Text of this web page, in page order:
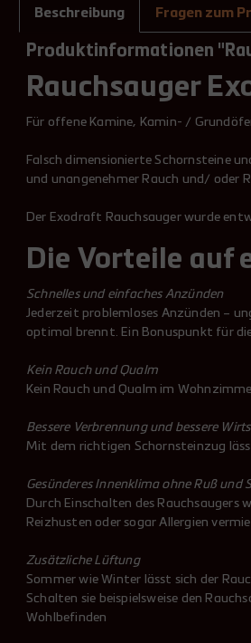
Beschreibung Fragen zum
Produktinformationen
Rauchsauger
Für offene Kamine, Kamin- /
Falsch dimensionierte Schornsteine
und unangenehmer Rauch und/ oder
Der Exodraft Rauchsauger wurde
Die Vorteile auf
Schnelles und einfaches Anzünden
Jederzeit problemloses Anzünden –
optimal brennt. Ein Bonuspunkt für
Kein Rauch und Qualm
Kein Rauch und Qualm im
Bessere Verbrennung und bessere
Mit dem richtigen Schornsteinzug
Gesünderes Innenklima ohne Ruß und
Durch Einschalten des Rauchsaugers
Reizhusten oder sogar Allergien
Zusätzliche Lüftung
Sommer wie Winter lässt sich der
Schalten sie beispielsweise den
Wohlbefinden